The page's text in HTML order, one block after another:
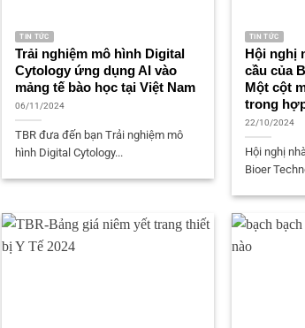
TIN TỨC
Trải nghiệm mô hình Digital
Cytology ứng dụng AI vào
mảng tế bào học tại Việt Nam
06/11/2024
TBR đưa đến bạn Trải nghiệm mô
hình Digital Cytology...
TIN TỨC
Hội nghị
cầu của
Một cột
trong
22/10/2024
Hội nghị
Bioer